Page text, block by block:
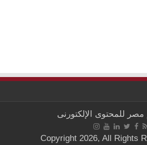
مصر للمحتوى الإلكتورنى